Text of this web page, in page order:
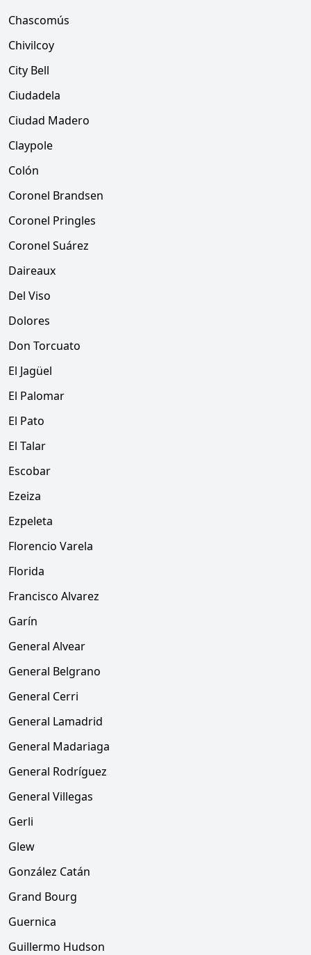
Chascomús
Chivilcoy
City Bell
Ciudadela
Ciudad Madero
Claypole
Colón
Coronel Brandsen
Coronel Pringles
Coronel Suárez
Daireaux
Del Viso
Dolores
Don Torcuato
El Jagüel
El Palomar
El Pato
El Talar
Escobar
Ezeiza
Ezpeleta
Florencio Varela
Florida
Francisco Alvarez
Garín
General Alvear
General Belgrano
General Cerri
General Lamadrid
General Madariaga
General Rodríguez
General Villegas
Gerli
Glew
González Catán
Grand Bourg
Guernica
Guillermo Hudson